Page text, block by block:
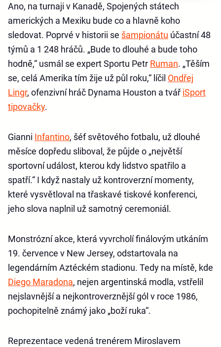
Ano, na turnaji v Kanadě, Spojených státech
amerických a Mexiku bude co a hlavně koho
sledovat. Poprvé v historii se šampionátu účastní 48
týmů a 1 248 hráčů. „Bude to dlouhé a bude toho
hodně,“ usmál se expert Sportu Petr Ruman. „Těším
se, celá Amerika tím žije už půl roku,“ líčil Ondřej
Lingr, ofenzivní hráč Dynama Houston a tvář iSport
tipovačky.
Gianni Infantino, šéf světového fotbalu, už dlouhé
měsíce dopředu sliboval, že půjde o „největší
sportovní událost, kterou kdy lidstvo spatřilo a
spatří.“ I když nastaly už kontroverzní momenty,
které vysvětloval na třaskavé tiskové konferenci,
jeho slova naplnil už samotný ceremoniál.
Monstrózní akce, která vyvrcholí finálovým utkáním
19. července v New Jersey, odstartovala na
legendárním Aztéckém stadionu. Tedy na místě, kde
Diego Maradona, nejen argentinská modla, vstřelil
nejslavnější a nejkontroverznější gól v roce 1986,
pochopitelně známý jako „boží ruka“.
Reprezentace vedená trenérem Miroslavem